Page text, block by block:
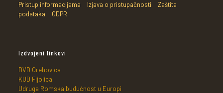
Pristup informacijama Izjava o pristupačnosti
Zaštita
podataka
GDPR
Izdvojeni linkovi
DVD Orehovica
KUD Fijolica
Udruga Romska budućnost u Europi